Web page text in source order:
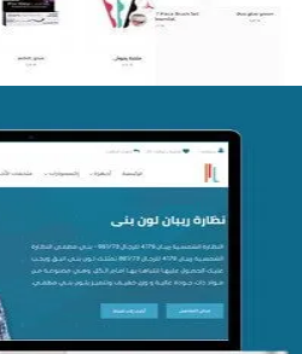
تصميم متجر